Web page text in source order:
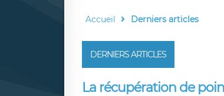
Accueil Derniers articles
DERNIERS ARTICLES
La récupération de